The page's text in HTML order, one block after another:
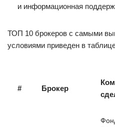
и информационная
ТОП 10 брокеров с самыми
условиями приведен в
# Брокер